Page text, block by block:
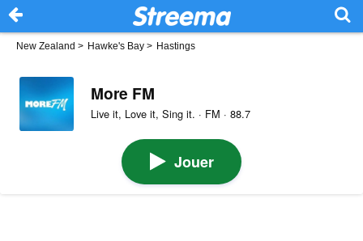
New Zealand > Hawke's Bay > Hastings
More FM
Live it, Love it, Sing it. · FM · 88.7
Jouer